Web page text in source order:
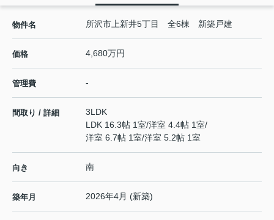
物件名 所沢市上新井5丁目 全6棟 新築戸建
価格 4,680万円
管理費 -
間取り / 詳細
3LDK
LDK 16.3帖 1室/洋室 4.4帖 1室/
洋室 6.7帖 1室/洋室 5.2帖 1室
向き 南
築年月 2026年4月 (新築)